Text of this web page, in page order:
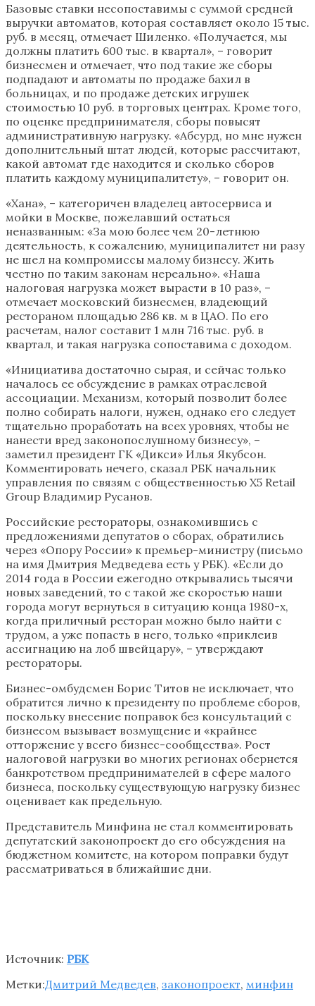
Базовые ставки несопоставимы с суммой средней
выручки автоматов, которая составляет около 15 тыс.
руб. в месяц, отмечает Шиленко. «Получается, мы
должны платить 600 тыс. в квартал», – говорит
бизнесмен и отмечает, что под такие же сборы
подпадают и автоматы по продаже бахил в
больницах, и по продаже детских игрушек
стоимостью 10 руб. в торговых центрах. Кроме того,
по оценке предпринимателя, сборы повысят
административную нагрузку. «Абсурд, но мне нужен
дополнительный штат людей, которые рассчитают,
какой автомат где находится и сколько сборов
платить каждому муниципалитету», – говорит он.
«Хана», – категоричен владелец автосервиса и
мойки в Москве, пожелавший остаться
неназванным: «За мою более чем 20-летнюю
деятельность, к сожалению, муниципалитет ни разу
не шел на компромиссы малому бизнесу. Жить
честно по таким законам нереально». «Наша
налоговая нагрузка может вырасти в 10 раз», –
отмечает московский бизнесмен, владеющий
рестораном площадью 286 кв. м в ЦАО. По его
расчетам, налог составит 1 млн 716 тыс. руб. в
квартал, и такая нагрузка сопоставима с доходом.
«Инициатива достаточно сырая, и сейчас только
началось ее обсуждение в рамках отраслевой
ассоциации. Механизм, который позволит более
полно собирать налоги, нужен, однако его следует
тщательно проработать на всех уровнях, чтобы не
нанести вред законопослушному бизнесу», –
заметил президент ГК «Дикси» Илья Якубсон.
Комментировать нечего, сказал РБК начальник
управления по связям с общественностью X5 Retail
Group Владимир Русанов.
Российские рестораторы, ознакомившись с
предложениями депутатов о сборах, обратились
через «Опору России» к премьер-министру (письмо
на имя Дмитрия Медведева есть у РБК). «Если до
2014 года в России ежегодно открывались тысячи
новых заведений, то с такой же скоростью наши
города могут вернуться в ситуацию конца 1980-х,
когда приличный ресторан можно было найти с
трудом, а уже попасть в него, только «приклеив
ассигнацию на лоб швейцару», – утверждают
рестораторы.
Бизнес-омбудсмен Борис Титов не исключает, что
обратится лично к президенту по проблеме сборов,
поскольку внесение поправок без консультаций с
бизнесом вызывает возмущение и «крайнее
отторжение у всего бизнес-сообщества». Рост
налоговой нагрузки во многих регионах обернется
банкротством предпринимателей в сфере малого
бизнеса, поскольку существующую нагрузку бизнес
оценивает как предельную.
Представитель Минфина не стал комментировать
депутатский законопроект до его обсуждения на
бюджетном комитете, на котором поправки будут
рассматриваться в ближайшие дни.
Источник: РБК
Метки:Дмитрий Медведев, законопроект, минфин